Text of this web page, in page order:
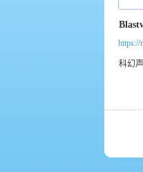
https://